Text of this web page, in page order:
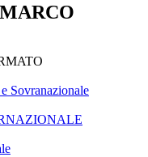
Sovranazionale